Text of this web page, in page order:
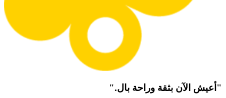
"أعيش الآن بثقة وراحة بال."